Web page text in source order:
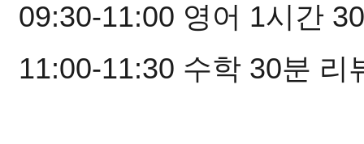
09:30-11:00 영어 1시간
11:00-11:30 수학 30분 리